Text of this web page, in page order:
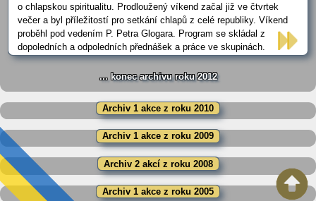
o chlapskou spiritualitu. Prodloužený víkend začal již ve čtvrtek
večer a byl příležitostí pro setkání chlapů z celé republiky. Víkend
proběhl pod vedením P. Petra Glogara. Program se skládal z
dopoledních a odpoledních přednášek a práce ve skupinách.
Sobotní odpoledne bylo věnováno sportovně-relaxačnímu
programu. Témata … ...... konec archivu roku 2012
Archiv 1 akce z roku 2010
Archiv 1 akce z roku 2009
Archiv 2 akcí z roku 2008
Archiv 1 akce z roku 2005